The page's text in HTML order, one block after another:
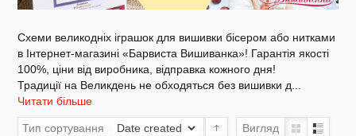
NEW - Колекція «Шедеври української
NEW 2026 - "Українська айдентика -
проєкт про вишиванки"
Схеми великодніх іграшок для вишивки бісером або нитками
в Інтернет-магазині «Барвиста Вишиванка»! Гарантія якості
100%, ціни від виробника, відправка кожного дня!
Традиції на Великдень не обходяться без вишивки д...
Читати більше
Тип сортування Вигляд